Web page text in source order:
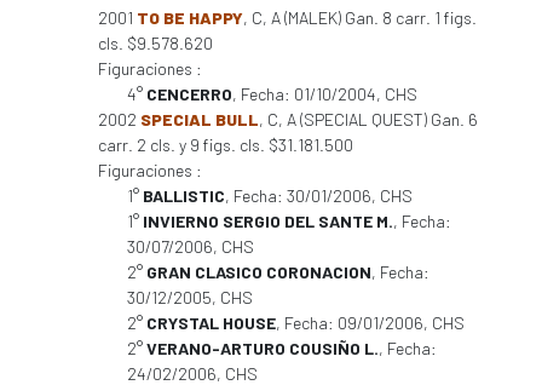
2001 TO BE HAPPY, C, A (MALEK) Gan. 8 carr. 1 figs.
cls. $9.578.620
Figuraciones :
4° CENCERRO, Fecha: 01/10/2004, CHS
2002 SPECIAL BULL, C, A (SPECIAL QUEST) Gan. 6
carr. 2 cls. y 9 figs. cls. $31.181.500
Figuraciones :
1° BALLISTIC, Fecha: 30/01/2006, CHS
1° INVIERNO SERGIO DEL SANTE M., Fecha:
30/07/2006, CHS
2° GRAN CLASICO CORONACION, Fecha:
30/12/2005, CHS
2° CRYSTAL HOUSE, Fecha: 09/01/2006, CHS
2°VERANO-ARTURO COUSIÑO L., Fecha:
24/02/2006, CHS